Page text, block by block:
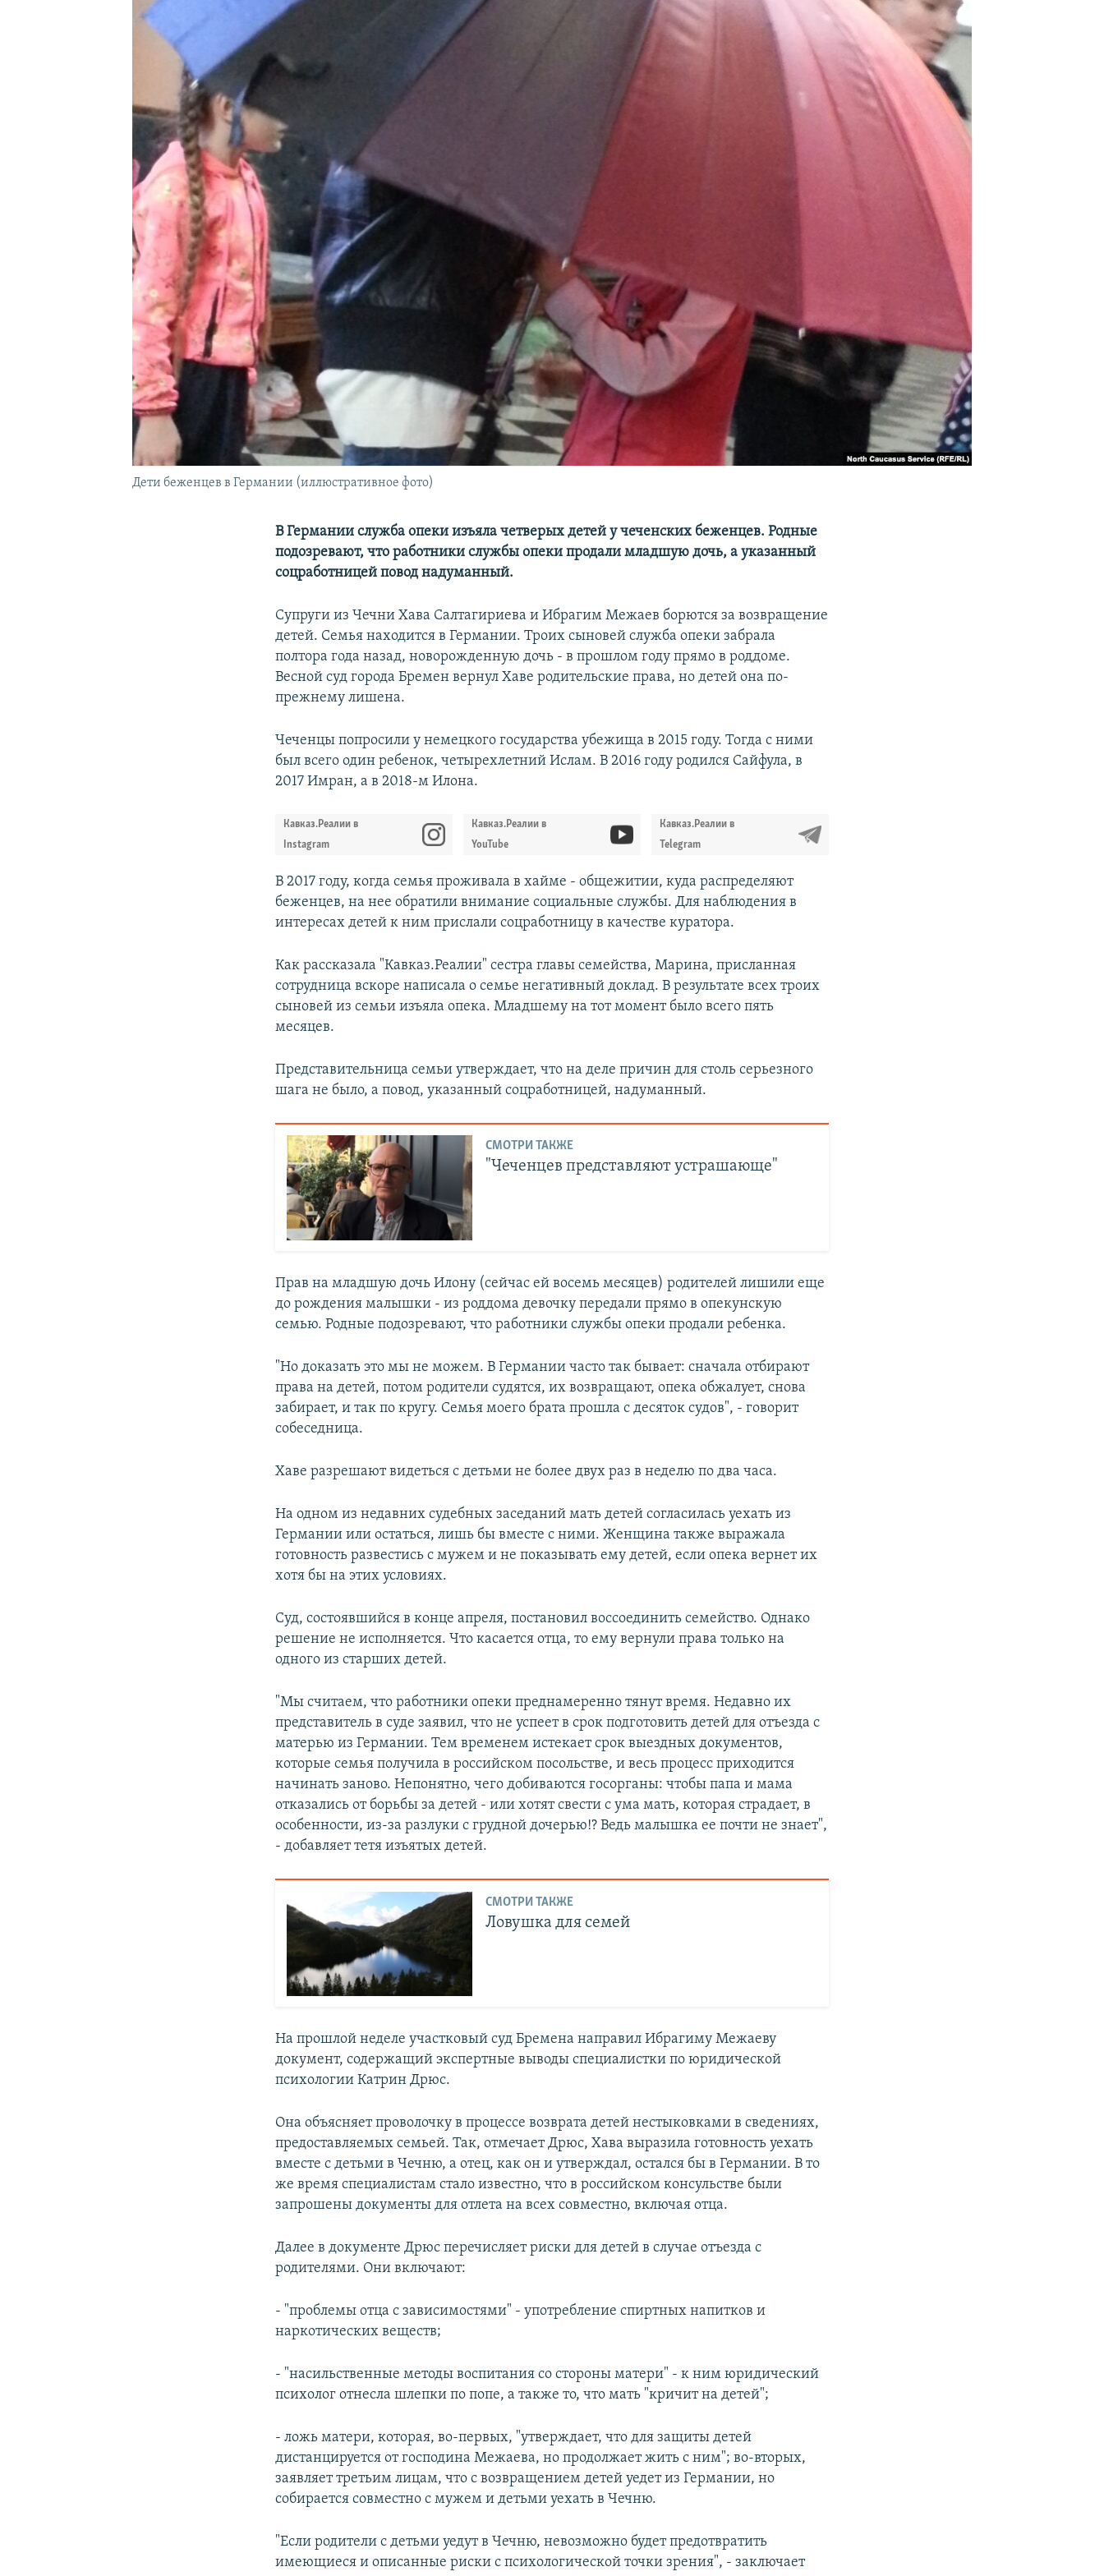
ПОДПИШИТЕСЬ НА РАССЫЛКУ
Дети беженцев в Германии (иллюстративное фото)
В Германии служба опеки изъяла четверых детей у чеченских беженцев. Родные
подозревают, что работники службы опеки продали младшую дочь, а указанный
соцработницей повод надуманный.
Супруги из Чечни Хава Салтагириева и Ибрагим Межаев борются за возвращение
детей. Семья находится в Германии. Троих сыновей служба опеки забрала
полтора года назад, новорожденную дочь - в прошлом году прямо в роддоме.
Весной суд города Бремен вернул Хаве родительские права, но детей она по-
прежнему лишена.
Чеченцы попросили у немецкого государства убежища в 2015 году. Тогда с ними
был всего один ребенок, четырехлетний Ислам. В 2016 году родился Сайфула, в
2017 Имран, а в 2018-м Илона.
Кавказ.Реалии в
Instagram
Кавказ.Реалии в
YouTube
Кавказ.Реалии в
Telegram
В 2017 году, когда семья проживала в хайме - общежитии, куда распределяют
беженцев, на нее обратили внимание социальные службы. Для наблюдения в
интересах детей к ним прислали соцработницу в качестве куратора.
Как рассказала "Кавказ.Реалии" сестра главы семейства, Марина, присланная
сотрудница вскоре написала о семье негативный доклад. В результате всех троих
сыновей из семьи изъяла опека. Младшему на тот момент было всего пять
месяцев.
Представительница семьи утверждает, что на деле причин для столь серьезного
шага не было, а повод, указанный соцработницей, надуманный.
СМОТРИ ТАКЖЕ
"Чеченцев представляют устрашающе"
Прав на младшую дочь Илону (сейчас ей восемь месяцев) родителей лишили еще
до рождения малышки - из роддома девочку передали прямо в опекунскую
семью. Родные подозревают, что работники службы опеки продали ребенка.
"Но доказать это мы не можем. В Германии часто так бывает: сначала отбирают
права на детей, потом родители судятся, их возвращают, опека обжалует, снова
забирает, и так по кругу. Семья моего брата прошла с десяток судов", - говорит
собеседница.
Хаве разрешают видеться с детьми не более двух раз в неделю по два часа.
На одном из недавних судебных заседаний мать детей согласилась уехать из
Германии или остаться, лишь бы вместе с ними. Женщина также выражала
готовность развестись с мужем и не показывать ему детей, если опека вернет их
хотя бы на этих условиях.
Суд, состоявшийся в конце апреля, постановил воссоединить семейство. Однако
решение не исполняется. Что касается отца, то ему вернули права только на
одного из старших детей.
"Мы считаем, что работники опеки преднамеренно тянут время. Недавно их
представитель в суде заявил, что не успеет в срок подготовить детей для отъезда с
матерью из Германии. Тем временем истекает срок выездных документов,
которые семья получила в российском посольстве, и весь процесс приходится
начинать заново. Непонятно, чего добиваются госорганы: чтобы папа и мама
отказались от борьбы за детей - или хотят свести с ума мать, которая страдает, в
особенности, из-за разлуки с грудной дочерью!? Ведь малышка ее почти не знает",
- добавляет тетя изъятых детей.
СМОТРИ ТАКЖЕ
Ловушка для семей
На прошлой неделе участковый суд Бремена направил Ибрагиму Межаеву
документ, содержащий экспертные выводы специалистки по юридической
психологии Катрин Дрюс.
Она объясняет проволочку в процессе возврата детей нестыковками в сведениях,
предоставляемых семьей. Так, отмечает Дрюс, Хава выразила готовность уехать
вместе с детьми в Чечню, а отец, как он и утверждал, остался бы в Германии. В то
же время специалистам стало известно, что в российском консульстве были
запрошены документы для отлета на всех совместно, включая отца.
Далее в документе Дрюс перечисляет риски для детей в случае отъезда с
родителями. Они включают:
- "проблемы отца с зависимостями" - употребление спиртных напитков и
наркотических веществ;
- "насильственные методы воспитания со стороны матери" - к ним юридический
психолог отнесла шлепки по попе, а также то, что мать "кричит на детей";
- ложь матери, которая, во-первых, "утверждает, что для защиты детей
дистанцируется от господина Межаева, но продолжает жить с ним"; во-вторых,
заявляет третьим лицам, что с возвращением детей уедет из Германии, но
собирается совместно с мужем и детьми уехать в Чечню.
"Если родители с детьми уедут в Чечню, невозможно будет предотвратить
имеющиеся и описанные риски с психологической точки зрения", - заключает